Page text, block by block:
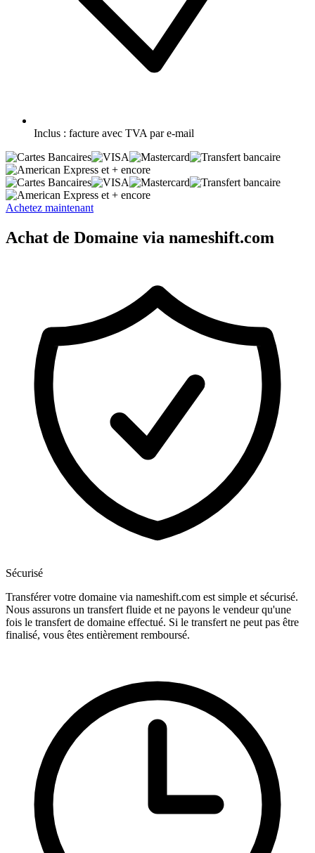
Inclus : facture avec TVA par e-mail
et + encore
et + encore
Achetez maintenant
Achat de Domaine via nameshift.com
Sécurisé
Transférer votre domaine via nameshift.com est simple et sécurisé.
Nous assurons un transfert fluide et ne payons le vendeur qu'une
fois le transfert de domaine effectué. Si le transfert ne peut pas être
finalisé, vous êtes entièrement remboursé.